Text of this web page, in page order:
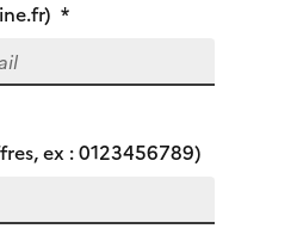
*
ex : 0123456789)